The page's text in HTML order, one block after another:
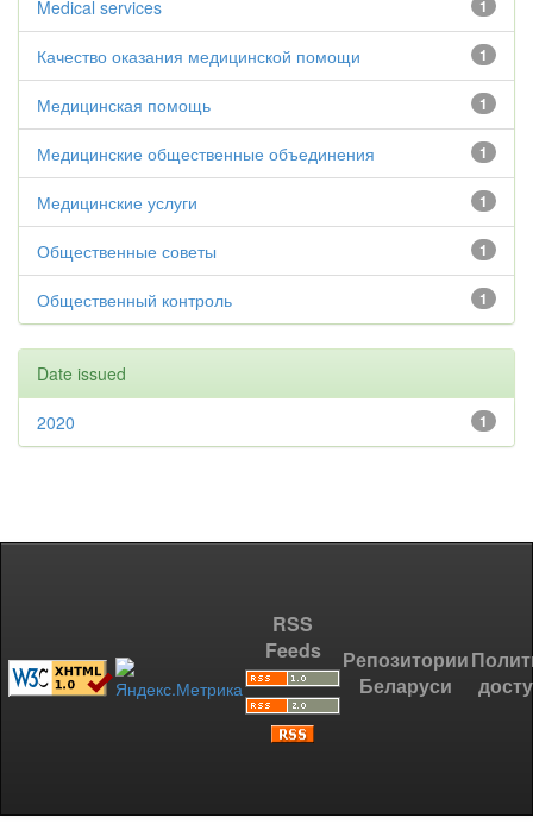
1
Medical services
1
Качество оказания медицинской помощи
1
Медицинская помощь
1
Медицинские общественные объединения
1
Медицинские услуги
1
Общественные советы
1
Общественный контроль
Date issued
1
2020
RSS
Feeds
Репозитории
Беларуси